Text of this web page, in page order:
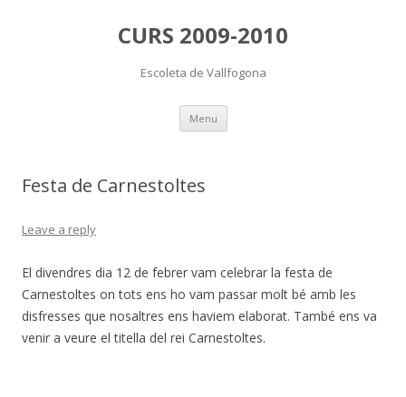
CURS 2009-2010
Escoleta de Vallfogona
Menu Skip
content
Festa de Carnestoltes
Leave a reply
El divendres dia 12 de febrer vam celebrar la festa de
Carnestoltes on tots ens ho vam passar molt bé amb les
disfresses que nosaltres ens haviem elaborat. També ens va
venir a veure el titella del rei Carnestoltes.